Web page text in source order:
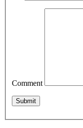
Comment